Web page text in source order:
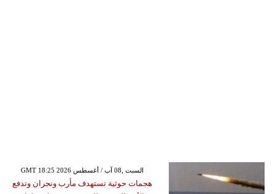
GMT 18:25 2026 السبت ,08 آب / أغسطس
هجمات حوثية تستهدف مأرب ونجران وتدفع